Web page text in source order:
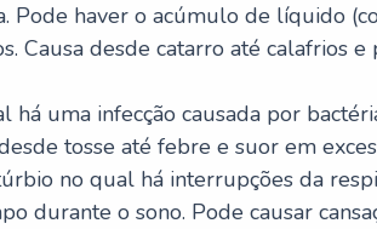
Pode haver o acúmulo de líquido
Causa desde catarro até calafrios
há uma infecção causada por
tosse até febre e suor em
no qual há interrupções da
durante o sono. Pode causar